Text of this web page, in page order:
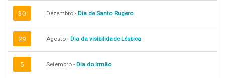
30 Dezembro - Dia de Santo Rugero
29 Agosto - Dia da visibilidade Lésbica
5 Setembro - Dia do Irmão